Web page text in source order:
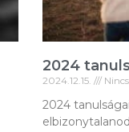
2024
2024.12.15.
2024